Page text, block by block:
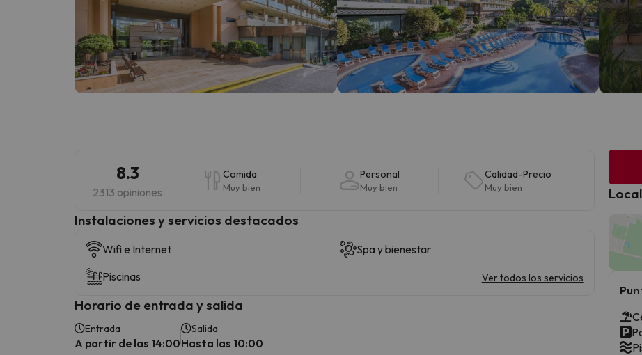
8.3
2313 opiniones
Comida
Muy bien
Personal
Muy bien
Calidad-Precio
Muy bien
Instalaciones y servicios destacados
Wifi e Internet
Spa y bienestar
Piscinas
Ver todos los servicios
Horario de entrada y salida
Entrada
A partir de las 14:00
Salida
Hasta las 10:00